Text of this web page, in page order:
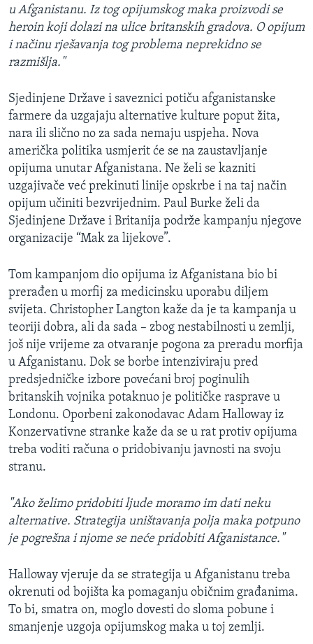
u Afganistanu. Iz tog opijumskog maka proizvodi se
heroin koji dolazi na ulice britanskih gradova. O opijum
i načinu rješavanja tog problema neprekidno se
razmišlja."
Sjedinjene Države i saveznici potiču afganistanske
farmere da uzgajaju alternative kulture poput žita,
nara ili slično no za sada nemaju uspjeha. Nova
američka politika usmjerit će se na zaustavljanje
opijuma unutar Afganistana. Ne želi se kazniti
uzgajivače već prekinuti linije opskrbe i na taj način
opijum učiniti bezvrijednim. Paul Burke želi da
Sjedinjene Države i Britanija podrže kampanju njegove
organizacije “Mak za lijekove”.
Tom kampanjom dio opijuma iz Afganistana bio bi
prerađen u morfij za medicinsku uporabu diljem
svijeta. Christopher Langton kaže da je ta kampanja u
teoriji dobra, ali da sada – zbog nestabilnosti u zemlji,
još nije vrijeme za otvaranje pogona za preradu morfija
u Afganistanu. Dok se borbe intenziviraju pred
predsjedničke izbore povećani broj poginulih
britanskih vojnika potaknuo je političke rasprave u
Londonu. Oporbeni zakonodavac Adam Halloway iz
Konzervativne stranke kaže da se u rat protiv opijuma
treba voditi računa o pridobivanju javnosti na svoju
stranu.
"Ako želimo pridobiti ljude moramo im dati neku
alternative. Strategija uništavanja polja maka potpuno
je pogrešna i njome se neće pridobiti Afganistance."
Halloway vjeruje da se strategija u Afganistanu treba
okrenuti od bojišta ka pomaganju običnim građanima.
To bi, smatra on, moglo dovesti do sloma pobune i
smanjenje uzgoja opijumskog maka u toj zemlji.